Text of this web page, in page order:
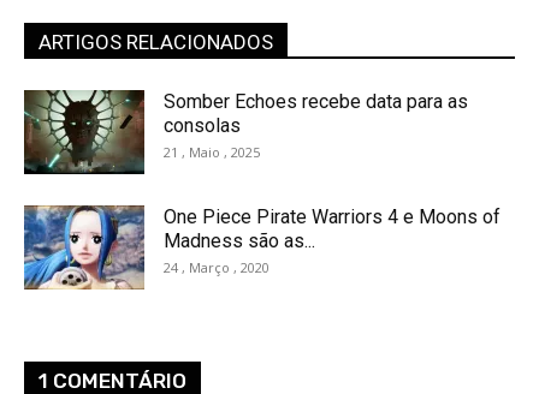
ARTIGOS RELACIONADOS
Somber Echoes recebe data para as
consolas
21 , Maio , 2025
One Piece Pirate Warriors 4 e Moons of
Madness são as...
24 , Março , 2020
1 COMENTÁRIO